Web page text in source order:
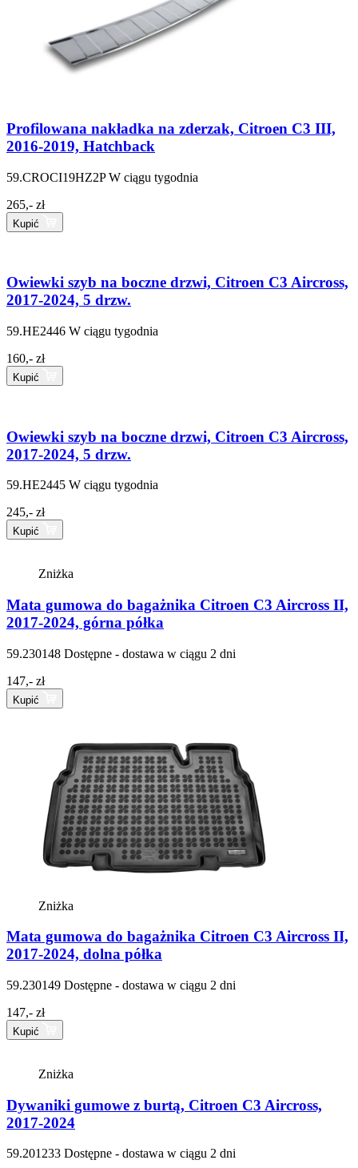
Profilowana nakładka na zderzak, Citroen C3 III,
2016-2019, Hatchback
59.CROCI19HZ2P W ciągu tygodnia
265,- zł
Kupić
Owiewki szyb na boczne drzwi, Citroen C3 Aircross,
2017-2024, 5 drzw.
59.HE2446 W ciągu tygodnia
160,- zł
Kupić
Owiewki szyb na boczne drzwi, Citroen C3 Aircross,
2017-2024, 5 drzw.
59.HE2445 W ciągu tygodnia
245,- zł
Kupić
Zniżka
Mata gumowa do bagażnika Citroen C3 Aircross II,
2017-2024, górna półka
59.230148 Dostępne - dostawa w ciągu 2 dni
147,- zł
Kupić
Zniżka
Mata gumowa do bagażnika Citroen C3 Aircross II,
2017-2024, dolna półka
59.230149 Dostępne - dostawa w ciągu 2 dni
147,- zł
Kupić
Zniżka
Dywaniki gumowe z burtą, Citroen C3 Aircross,
2017-2024
59.201233 Dostępne - dostawa w ciągu 2 dni